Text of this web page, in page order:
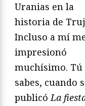
Uranias en la
historia de
Incluso a mí
impresionó
muchísimo. Tú
sabes, cuando
publicóLa